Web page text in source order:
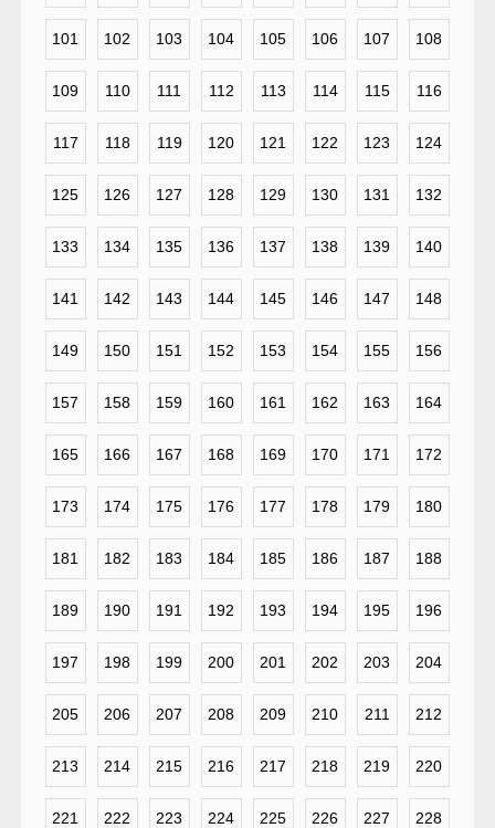
101 102 103 104 105 106 107 108
109 110 111 112 113 114 115 116
117 118 119 120 121 122 123 124
125 126 127 128 129 130 131 132
133 134 135 136 137 138 139 140
141 142 143 144 145 146 147 148
149 150 151 152 153 154 155 156
157 158 159 160 161 162 163 164
165 166 167 168 169 170 171 172
173 174 175 176 177 178 179 180
181 182 183 184 185 186 187 188
189 190 191 192 193 194 195 196
197 198 199 200 201 202 203 204
205 206 207 208 209 210 211 212
213 214 215 216 217 218 219 220
221 222 223 224 225 226 227 228